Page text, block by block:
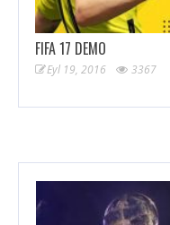
FIFA 17 DEMO
Eyl 19, 2016 3367